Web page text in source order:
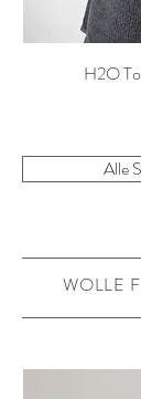
H2O
Alle
WOLLE